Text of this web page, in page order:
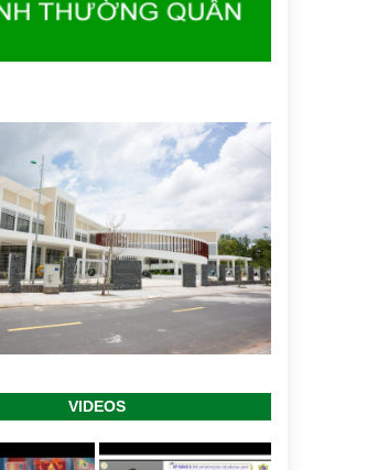
thức về Bình Đẳng giới và phòng
thức về Bình Đẳng giới và phòng
phó bạo lực gia đình trên cơ sở giới
quà đến các bé là trẻ khuyết tật và
khuyết tật. -- 23/07/2024
III năm 2024
TRAO QUÀ YÊU THƯƠNG
NGƯỜI KHUYẾT TẬT KHÓ
2024
VIDEOS